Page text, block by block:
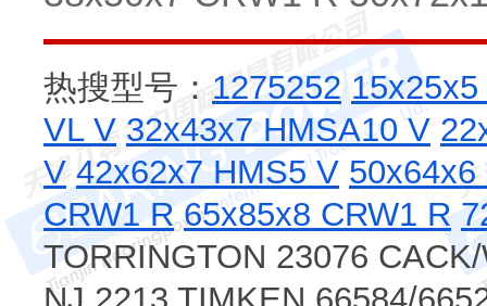
热搜型号： 1275252
VL V 32x43x7 HMSA10 V
V 42x62x7 HMS5 V 50x64x6
CRW1 R 65x85x8 CRW1 R
TORRINGTON 23076